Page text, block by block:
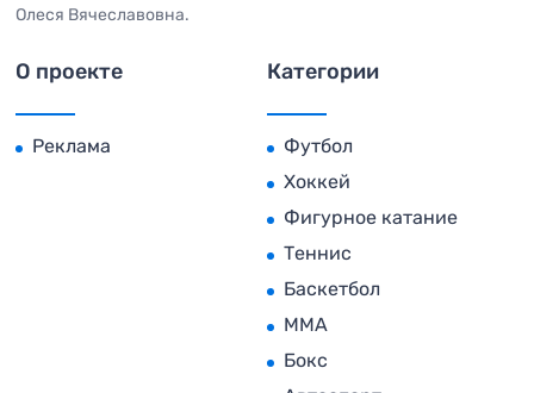
Олеся Вячеславовна.
О проекте
Реклама
Категории
Футбол
Хоккей
Фигурное катание
Теннис
Баскетбол
MMA
Бокс